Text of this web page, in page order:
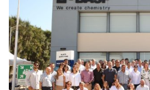
2,5
millones
de
euros
en
Argentina
para